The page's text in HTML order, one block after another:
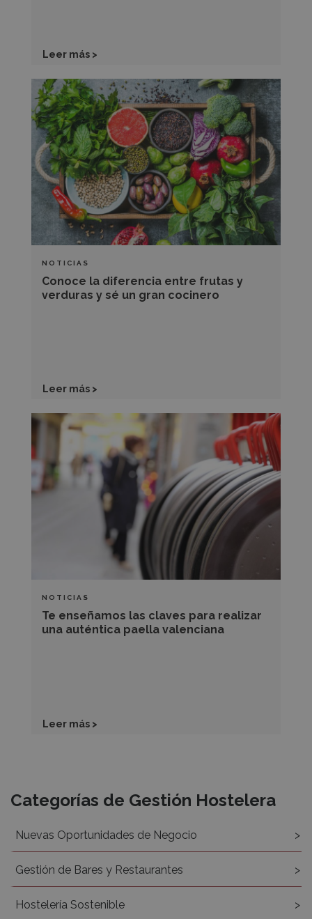
Leer más >
NOTICIAS
Conoce la diferencia entre frutas y
verduras y sé un gran cocinero
Conoce
la
diferencia
entre
frutas
verduras
gran
cocinero
Leer más >
NOTICIAS
Te enseñamos las claves para realizar
una auténtica paella valenciana
Te
enseñamos
las
claves
para
valenciana
Leer más >
Recursos
Categorías de Gestión Hostelera
Nuevas Oportunidades de Negocio
Gestión de Bares y Restaurantes
Hostelería Sostenible